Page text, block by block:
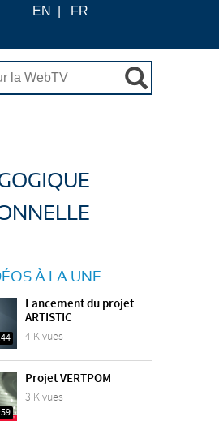
EN FR
À LA UNE
Lancement du projet
ARTISTIC
4 K vues
Projet VERTPOM
3 K vues